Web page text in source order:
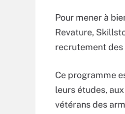
Pour mener à
Revature,
recrutement des
Ce programme
leurs études,
vétérans des